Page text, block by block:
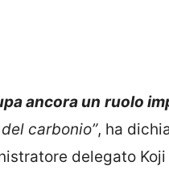
ancora un ruolo
carbonio”, ha
delegato